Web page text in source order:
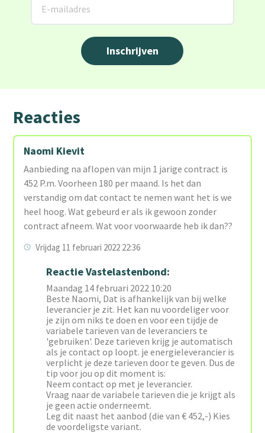
Reacties
Naomi Kievit
Aanbieding na aflopen van mijn 1 jarige contract is
452 P.m. Voorheen 180 per maand. Is het dan
verstandig om dat contact te nemen want het is we
heel hoog. Wat gebeurd er als ik gewoon zonder
contract afneem. Wat voor voorwaarde heb ik dan??
Vrijdag 11 februari 2022 22:36
Reactie Vastelastenbond:
Maandag 14 februari 2022 10:20
Beste Naomi, Dat is afhankelijk van bij welke
leverancier je zit. Het kan nu voordeliger voor
je zijn om niks te doen en voor een tijdje de
variabele tarieven van de leveranciers te
'gebruiken'. Deze tarieven krijg je automatisch
als je contact op loopt. je energieleverancier is
verplicht je deze tarieven door te geven. Dus de
tip voor jou op dit moment is:
Neem contact op met je leverancier.
Vraag naar de variabele tarieven die je krijgt als
je geen actie onderneemt.
Leg dit naast het aanbod (die van € 452,-) Kies
de voordeligste variant.